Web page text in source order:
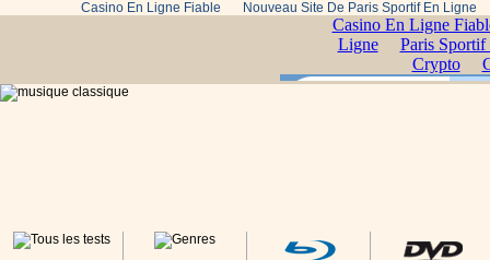
Casino En Ligne Fiable Nouveau Site De Paris Sportif En Ligne